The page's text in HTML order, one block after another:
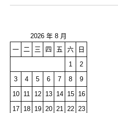
2026 年 8 月
一
二 三 四 五 六
日
1
2
3
4 5 6 7 8
9
10
11 12 13 14 15
16
17
18 19 20 21 22
23